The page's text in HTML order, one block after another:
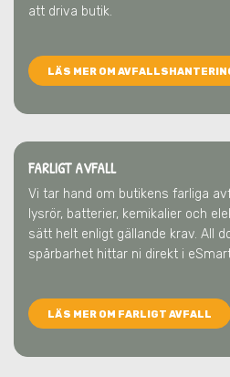
att driva butik.
LÄS MER OM
FARLIGT AVFALL
Vi tar hand om butikens farliga
lysrör, batterier, kemikalier och
sätt helt enligt gällande krav. All
spårbarhet hittar ni direkt i
LÄS MER OM FARLIGT AVFALL